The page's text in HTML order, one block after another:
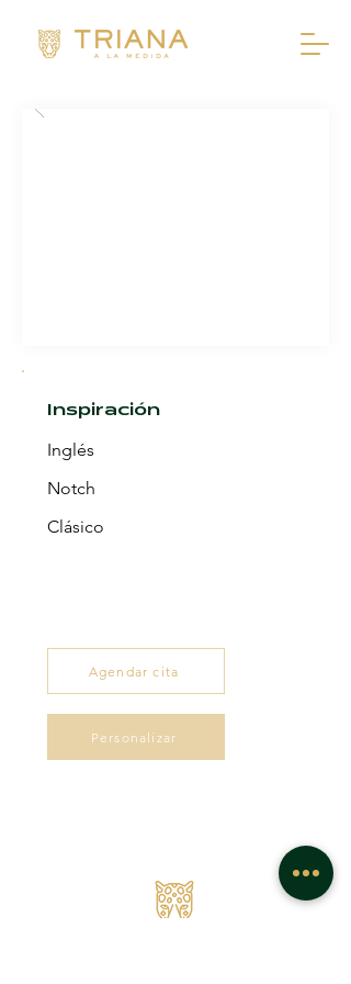
Inspiración
Inglés
Notch
Clásico
Agendar cita
Personalizar